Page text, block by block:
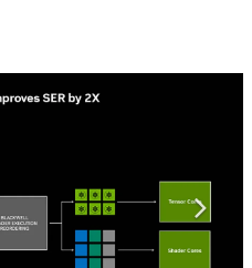
白い？
氏がゲームの魅力を画面や操作の
ラスボス」… ゲームにまつわる言葉
、コンピューター文化史研究家・タ
。